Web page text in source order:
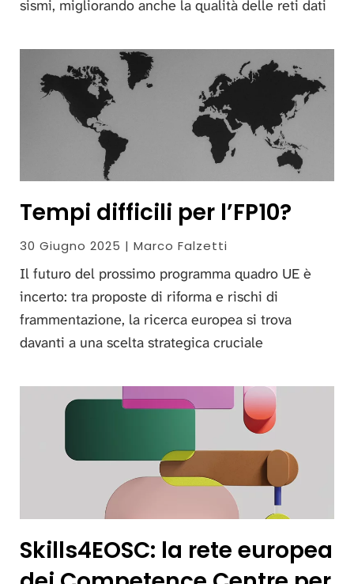
sismi, migliorando anche la qualità delle reti dati
Tempi difficili per l’FP10?
30 Giugno 2025 | Marco Falzetti
Il futuro del prossimo programma quadro UE è
incerto: tra proposte di riforma e rischi di
frammentazione, la ricerca europea si trova
davanti a una scelta strategica cruciale
Skills4EOSC: la rete europea